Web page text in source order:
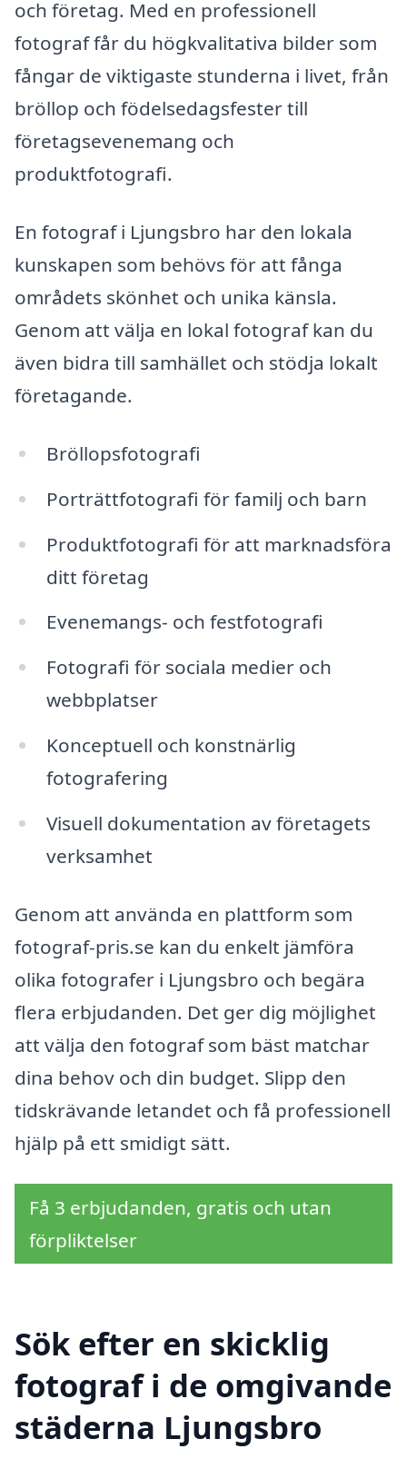
och företag. Med en professionell
fotograf får du högkvalitativa bilder som
fångar de viktigaste stunderna i livet, från
bröllop och födelsedagsfester till
företagsevenemang och
produktfotografi.
En fotograf i Ljungsbro har den lokala
kunskapen som behövs för att fånga
områdets skönhet och unika känsla.
Genom att välja en lokal fotograf kan du
även bidra till samhället och stödja lokalt
företagande.
Bröllopsfotografi
Porträttfotografi för familj och barn
Produktfotografi för att marknadsföra
ditt företag
Evenemangs- och festfotografi
Fotografi för sociala medier och
webbplatser
Konceptuell och konstnärlig
fotografering
Visuell dokumentation av företagets
verksamhet
Genom att använda en plattform som
fotograf-pris.se kan du enkelt jämföra
olika fotografer i Ljungsbro och begära
flera erbjudanden. Det ger dig möjlighet
att välja den fotograf som bäst matchar
dina behov och din budget. Slipp den
tidskrävande letandet och få professionell
hjälp på ett smidigt sätt.
Få 3 erbjudanden, gratis och utan
förpliktelser
Sök efter en skicklig
fotograf i de omgivande
städerna Ljungsbro